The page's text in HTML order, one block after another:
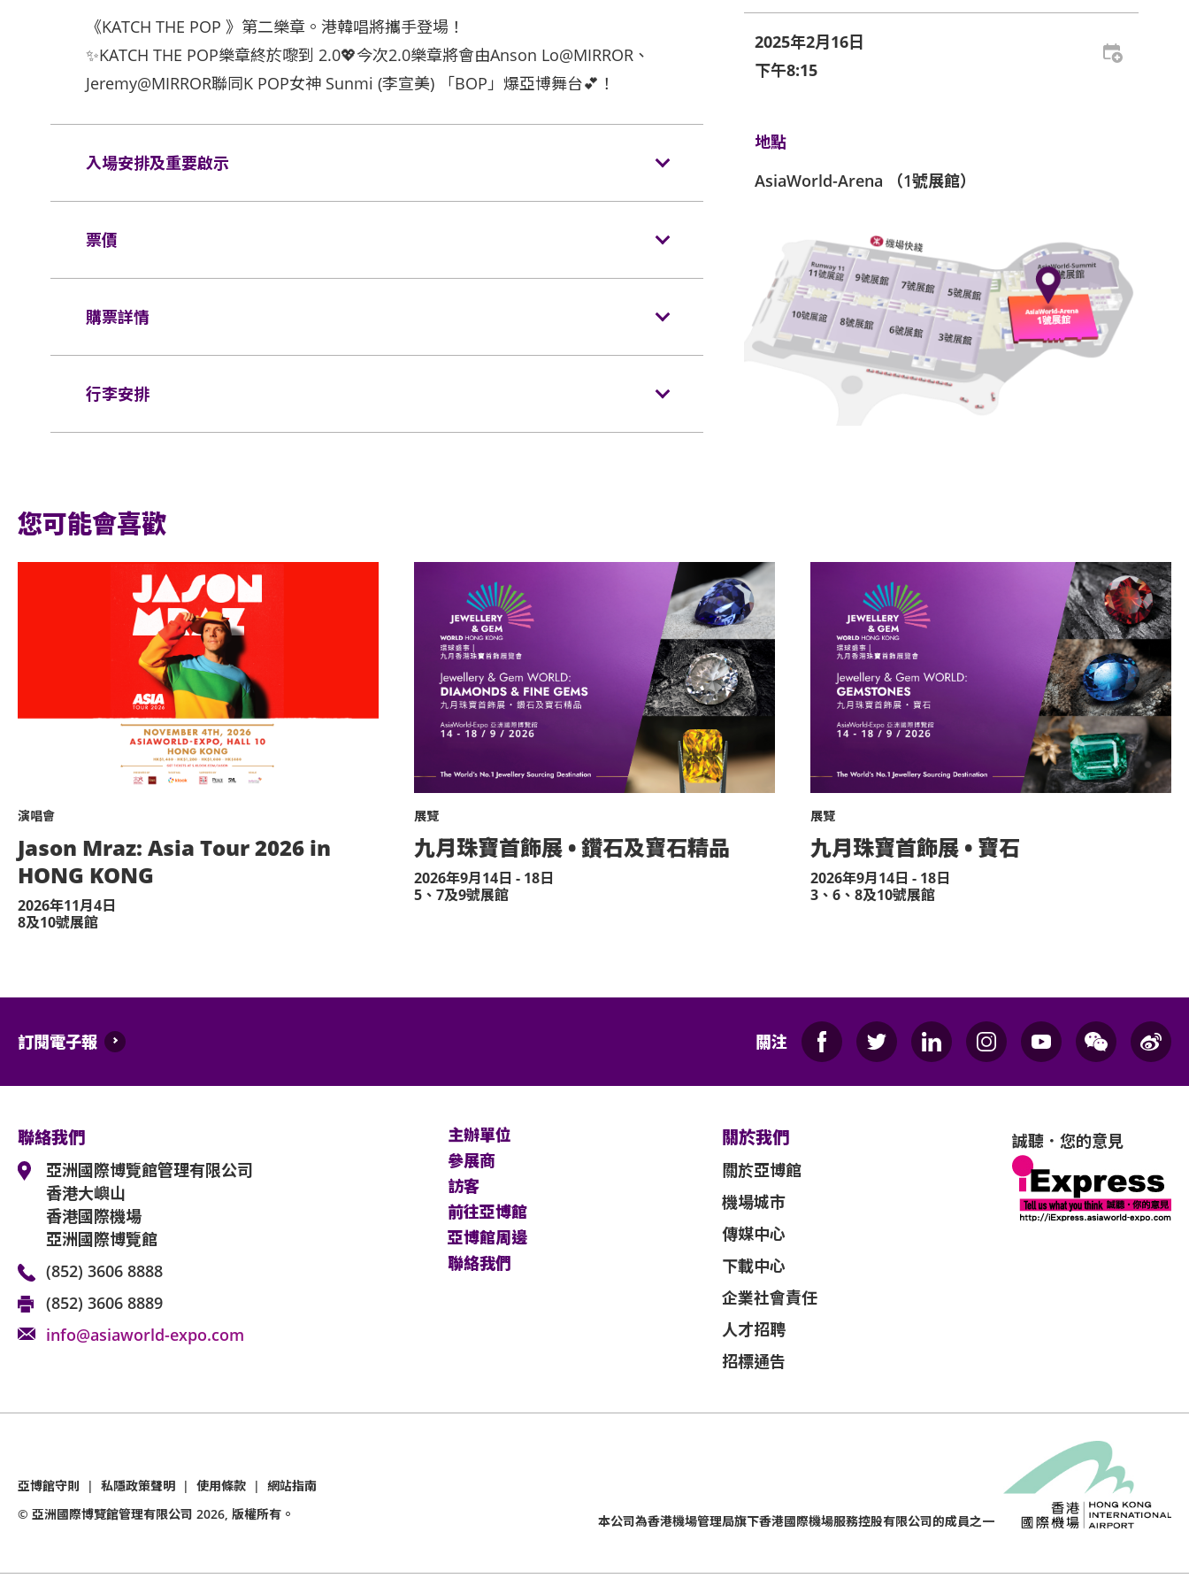
《KATCH THE POP 》第二樂章。港韓唱將攜手登場！
✨KATCH THE POP樂章終於嚟到 2.0💖今次2.0樂章將會由Anson Lo@MIRROR、
Jeremy@MIRROR聯同K POP女神 Sunmi (李宣美) 「BOP」爆亞博舞台💕！
入場安排及重要啟示
門票不得翻印及不得以任何形式轉讓他人，如違必究。
除特許人員以外，嚴禁在場館內進行攝影、錄影及錄音，違者有機會被主辦單位及在場工
不得攜帶玻璃樽、鋁罐、氫氣球、雷射光筆、龐大物件（尺寸不得超過38×30×20 厘米 或
15×12×8吋）、煙花、危險品（包括金屬利器及易燃物品等）進入場館。
所有人士不得攜帶任何影響或妨礙他人視線及欣賞節目的物件進場，大會保留沒收該物件
至活動完結的權利。
任何人士若違反大會規則或騷擾他人，工作人員有權勸喻該人士即時離場。
主辦機構保留增生或更改演出者名單、演出時段及修改節目內容、編排、次序及流程之權
利，而不作個別通知。
如因惡劣天氣關係或其他原因音樂會須取消或改期，詳情請留意主辦單位官方公布。
如有任何爭議，主辦單位保留最終決定權。
因應場館人流管制措施，進場入口安排或有更改，請依照在場工作人員指示，恕不作另行
通知。
於亞博館範圍內使用輪椅及電動輪椅時，須符合以下規定：
輪椅座位門票只適用於須依賴輪椅移動的人士及其看顧人使用。每位輪椅人士在購
買輪椅座位門票時，可同時購買一張看顧人門票。入場時如亞博館管理有限公司工
作人員要求查證，持有輪椅座位門票的人士必須出示行動不便的證明*。任何非輪椅
任何爭議，亞洲國際博覽館管理有限公司及主辦機構保留最終決定權。
*行動不便的證明指「殘疾人士登記證」（肢體傷殘類別）或其他有效的醫生證明文
件以顯示行動不便。
如欲購買輪椅座位及看顧人門票，請透過電郵聯絡主辦單位 Katch
(info@katch.com.hk)。持票的輪椅人士若需要場館職員協助入座，請在節目前致電亞洲
國際博覽館（+852-3606 8000）以便預先安排。亦請輪椅人士提早到達演出場地，以便場
館職員安排順利入座。
票價
輪椅/看顧人位置：
購票詳情
網址：https://kktix.com
行李安排
2025年2月16日
下午8:15
地點
AsiaWorld-Arena （1號展館）
您可能會喜歡
演唱會
Jason Mraz: Asia Tour 2026 in
HONG KONG
2026年11月4日
8及10號展館
展覽
九月珠寶首飾展 • 鑽石及寶石精品
2026年9月14日 - 18日
5、7及9號展館
展覽
九月珠寶首飾展 • 寶石
2026年9月14日 - 18日
3、6、8及10號展館
訂閱電子報 關注
聯絡我們
亞洲國際博覽館管理有限公司
香港大嶼山
香港國際機場
亞洲國際博覽館
(852) 3606 8888
(852) 3606 8889
info@asiaworld-expo.com
主辦單位
參展商
訪客
前往亞博館
亞博館周邊
聯絡我們
關於我們
關於亞博館
機場城市
傳媒中心
下載中心
企業社會責任
人才招聘
招標通告
誠聽．您的意見
亞博館守則 | 私隱政策聲明 | 使用條款 | 網站指南
© 亞洲國際博覽館管理有限公司 2026, 版權所有。 本公司為香港機場管理局旗下香港國際機場服務控股有限公司的成員之一